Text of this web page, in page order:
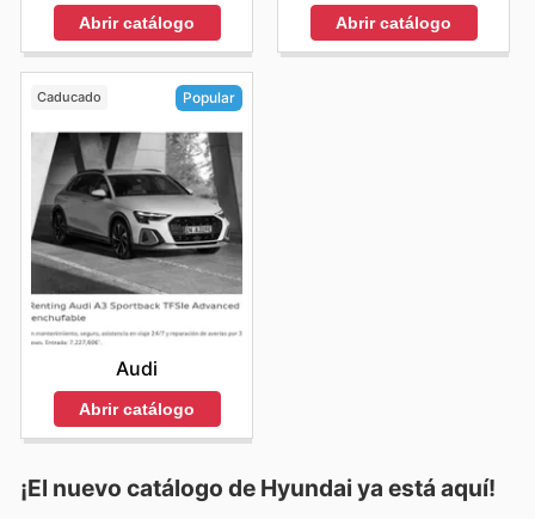
Abrir catálogo Abrir catálogo
Caducado Popular
Audi
Abrir catálogo
¡El nuevo catálogo de Hyundai ya está aquí!